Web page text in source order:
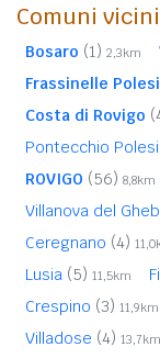
Comuni
Bosaro (1) 2,3km
Frassinelle
Costa di Rovigo
Pontecchio
ROVIGO (56) 8,8km
Villanova del
Ceregnano (4)
Lusia (5) 11,5km
Crespino (3) 11,9km
Villadose (4) 13,7km